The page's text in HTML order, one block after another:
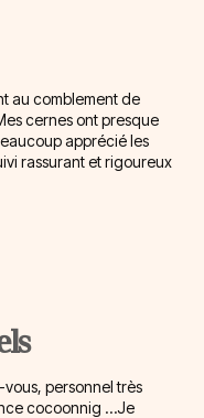
au comblement de
cernes ont presque
apprécié les
rassurant et rigoureux
personnel très
cocoonnig …Je